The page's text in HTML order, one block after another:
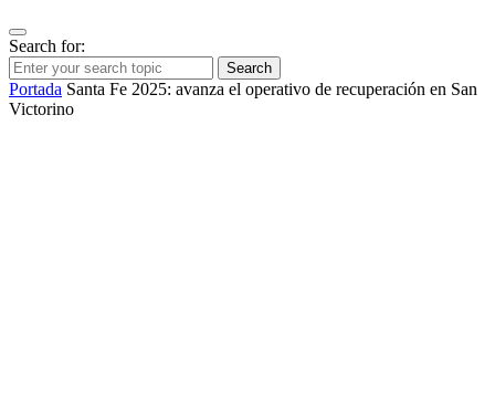
Search for:
Search
Portada Santa Fe 2025: avanza el operativo de recuperación en San
Victorino